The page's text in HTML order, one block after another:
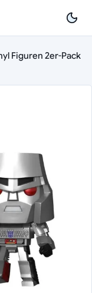
Figuren 2er-Pack